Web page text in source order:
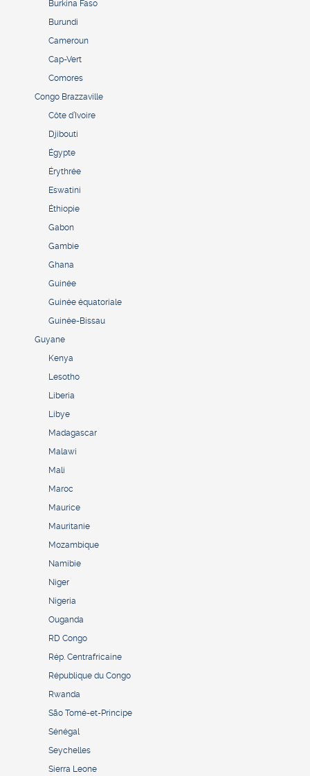
Burkina Faso
Burundi
Cameroun
Cap-Vert
Comores
Congo Brazzaville
Côte d’Ivoire
Djibouti
Égypte
Érythrée
Eswatini
Éthiopie
Gabon
Gambie
Ghana
Guinée
Guinée équatoriale
Guinée-Bissau
Guyane
Kenya
Lesotho
Liberia
Libye
Madagascar
Malawi
Mali
Maroc
Maurice
Mauritanie
Mozambique
Namibie
Niger
Nigeria
Ouganda
RD Congo
Rép. Centrafricaine
République du Congo
Rwanda
São Tomé-et-Principe
Sénégal
Seychelles
Sierra Leone